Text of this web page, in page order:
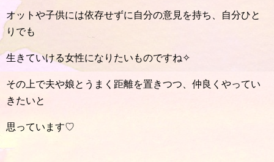
オットや子供には依存せずに自分の意見を持ち、自分ひと
りでも
生きていける女性になりたいものですね✧
その上で夫や娘とうまく距離を置きつつ、仲良くやってい
きたいと
思っています♡